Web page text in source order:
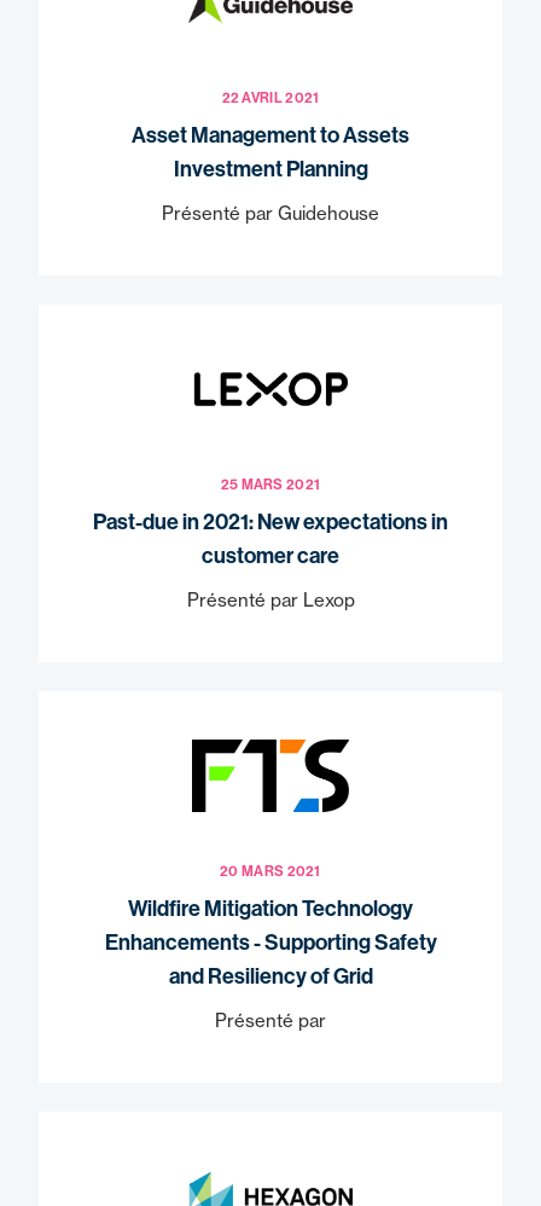
22 AVRIL 2021
Asset Management to Assets
Investment Planning
Présenté par Guidehouse
25 MARS 2021
Past-due in 2021: New expectations in
customer care
Présenté par Lexop
20 MARS 2021
Wildfire Mitigation Technology
Enhancements - Supporting Safety
and Resiliency of Grid
Présenté par